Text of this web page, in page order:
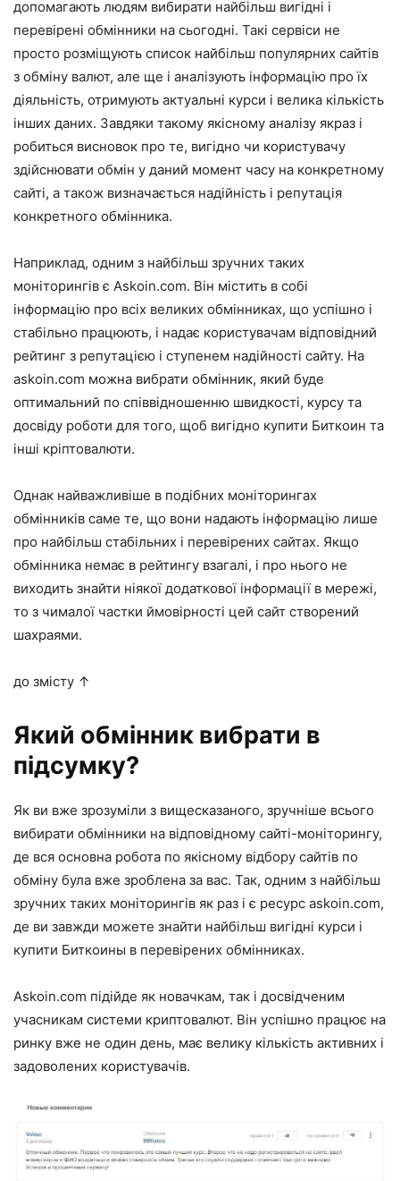
допомагають людям вибирати найбільш вигідні і
перевірені обмінники на сьогодні. Такі сервіси не
просто розміщують список найбільш популярних сайтів
з обміну валют, але ще і аналізують інформацію про їх
діяльність, отримують актуальні курси і велика кількість
інших даних. Завдяки такому якісному аналізу якраз і
робиться висновок про те, вигідно чи користувачу
здійснювати обмін у даний момент часу на конкретному
сайті, а також визначається надійність і репутація
конкретного обмінника.
Наприклад, одним з найбільш зручних таких
моніторингів є Askoin.com. Він містить в собі
інформацію про всіх великих обмінниках, що успішно і
стабільно працюють, і надає користувачам відповідний
рейтинг з репутацією і ступенем надійності сайту. На
askoin.com можна вибрати обмінник, який буде
оптимальний по співвідношенню швидкості, курсу та
досвіду роботи для того, щоб вигідно купити Биткоин та
інші кріптовалюти.
Однак найважливіше в подібних моніторингах
обмінників саме те, що вони надають інформацію лише
про найбільш стабільних і перевірених сайтах. Якщо
обмінника немає в рейтингу взагалі, і про нього не
виходить знайти ніякої додаткової інформації в мережі,
то з чималої частки ймовірності цей сайт створений
шахраями.
до змісту ↑
Який обмінник вибрати в
підсумку?
Як ви вже зрозуміли з вищесказаного, зручніше всього
вибирати обмінники на відповідному сайті-моніторингу,
де вся основна робота по якісному відбору сайтів по
обміну була вже зроблена за вас. Так, одним з найбільш
зручних таких моніторингів як раз і є ресурс askoin.com,
де ви завжди можете знайти найбільш вигідні курси і
купити Биткоины в перевірених обмінниках.
Askoin.com підійде як новачкам, так і досвідченим
учасникам системи криптовалют. Він успішно працює на
ринку вже не один день, має велику кількість активних і
задоволених користувачів.